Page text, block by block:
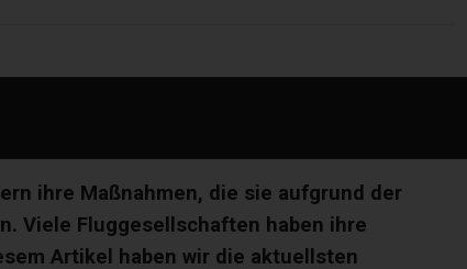
ihre Maßnahmen, die sie aufgrund der
Viele Fluggesellschaften haben ihre
Artikel haben wir die aktuellsten